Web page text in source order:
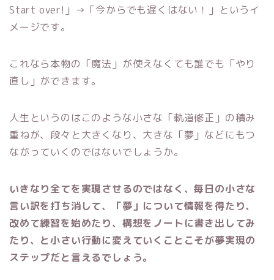
Start over!」→「今からでも遅くはない！」というイ
メージです。
これなら本物の「魔法」が使えなくても誰でも「やり
直し」ができます。
人生というのはこのような小さな「軌道修正」の積み
重ねが、段々と大きくなり、大きな「夢」などにもつ
ながっていくのではないでしょうか。
いきなり全てを実現させるのではなく、毎日の小さな
言い訳を打ち消して、「夢」について情報を得たり、
改めて練習を始めたり、構想をノートに書き出してみ
たり、と小さい行動に変えていくことこそが夢実現の
ステップだと言えるでしょう。